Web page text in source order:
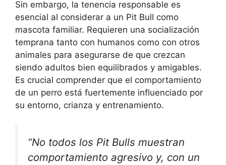
Sin embargo, la tenencia responsable es
esencial al considerar a un Pit Bull como
mascota familiar. Requieren una socialización
temprana tanto con humanos como con otros
animales para asegurarse de que crezcan
siendo adultos bien equilibrados y amigables.
Es crucial comprender que el comportamiento
de un perro está fuertemente influenciado por
su entorno, crianza y entrenamiento.
“No todos los Pit Bulls muestran
comportamiento agresivo y, con un